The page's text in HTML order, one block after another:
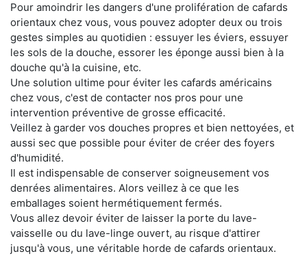
Pour amoindrir les dangers d'une prolifération de cafards
orientaux chez vous, vous pouvez adopter deux ou trois
gestes simples au quotidien : essuyer les éviers, essuyer
les sols de la douche, essorer les éponge aussi bien à la
douche qu'à la cuisine, etc.
Une solution ultime pour éviter les cafards américains
chez vous, c'est de contacter nos pros pour une
intervention préventive de grosse efficacité.
Veillez à garder vos douches propres et bien nettoyées, et
aussi sec que possible pour éviter de créer des foyers
d'humidité.
Il est indispensable de conserver soigneusement vos
denrées alimentaires. Alors veillez à ce que les
emballages soient hermétiquement fermés.
Vous allez devoir éviter de laisser la porte du lave-
vaisselle ou du lave-linge ouvert, au risque d'attirer
jusqu'à vous, une véritable horde de cafards orientaux.